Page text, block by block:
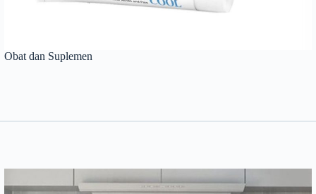
Obat dan Suplemen